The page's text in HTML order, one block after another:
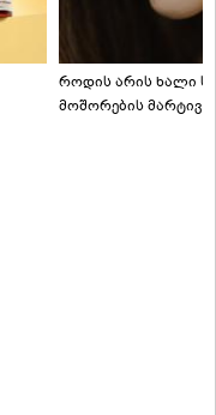
როდის არის ხალი
მოშორების